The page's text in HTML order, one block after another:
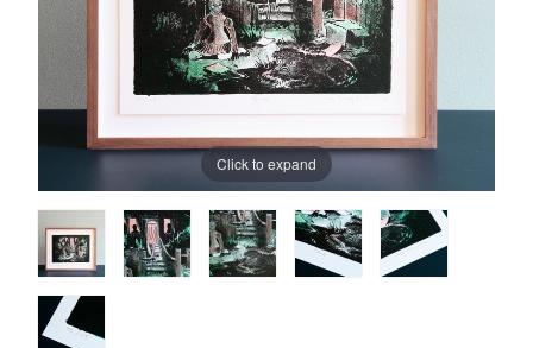
Click to expand